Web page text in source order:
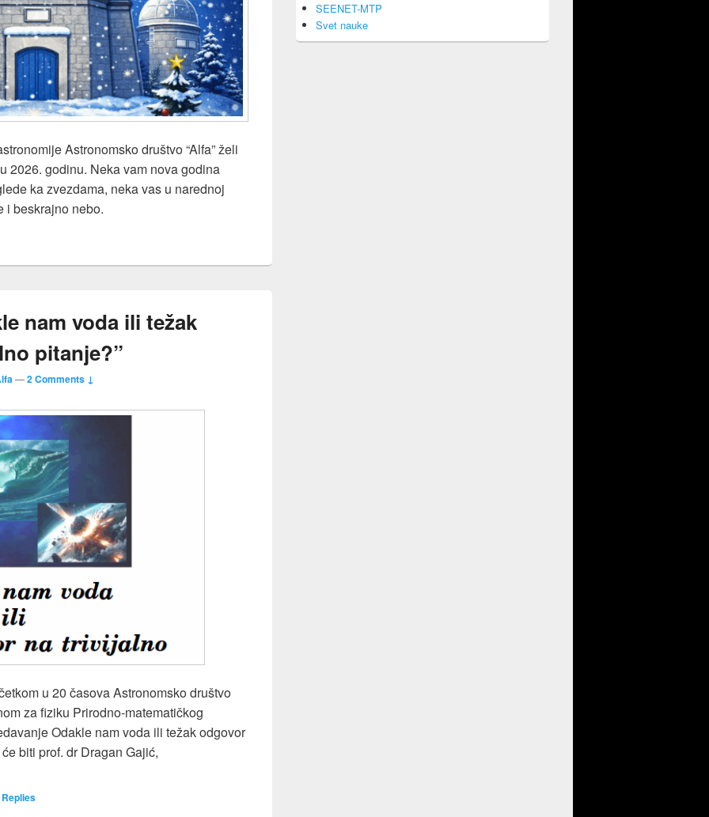
Astronomsko društvo “Alfa” želi
2026. godinu. Neka vam nova godina
ka zvezdama, neka vas u narednoj
i beskrajno nebo.
nam voda ili težak
pitanje?”
—2 Comments ↓
u 20 časova Astronomsko društvo
za fiziku Prirodno-matematičkog
Odakle nam voda ili težak odgovor
biti prof. dr Dragan Gajić,
nam voda ili težak odgovor na trivijalno pitanje?”
Replies
SEENET-MTP
Svet nauke